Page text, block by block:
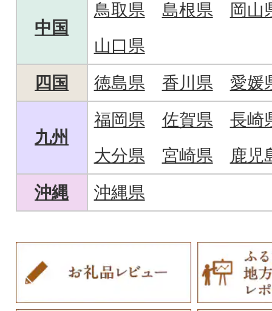
中国
鳥取県 島根県
岡山
山口県
四国
徳島県 香川県 愛媛
九州
福岡県 佐賀県
長崎
大分県
宮崎県
鹿児
沖縄
沖縄県